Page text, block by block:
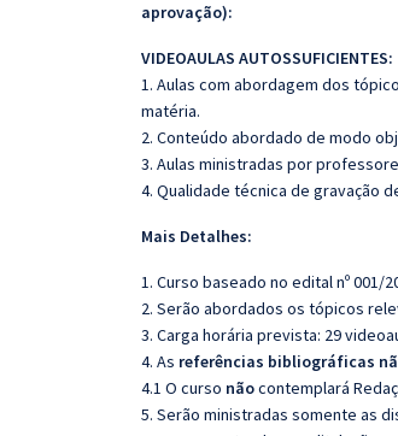
aprovação):
VIDEOAULAS AUTOSSUFICIENTES:
1. Aulas com abordagem dos
matéria.
2. Conteúdo abordado de modo
3. Aulas ministradas por
4. Qualidade técnica de gravação
Mais Detalhes:
1. Curso baseado no edital nº 001/
2. Serão abordados os tópicos
3. Carga horária prevista: 29
4. As referências bibliográficas
4.1 O curso nãocontemplará
5. Serão ministradas somente as